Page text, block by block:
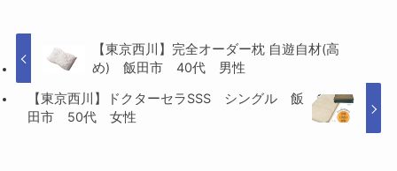
【東京西川】完全オーダー枕 自遊自材(高
め) 飯田市 40代 男性
【東京西川】ドクターセラSSS シングル 飯
田市 50代 女性